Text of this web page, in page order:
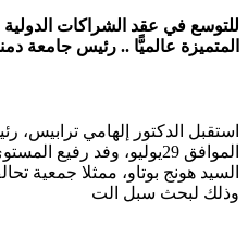
للتوسع في عقد الشراكات
المتميزة عالميًّا .. رئيس جامعة
استقبل الدكتور إلهامي ترابيس،
الموافق 29يوليو، وفد
السيد هونج بوتاو، ممثلا جمعية
وذلك لبحث سبل الت